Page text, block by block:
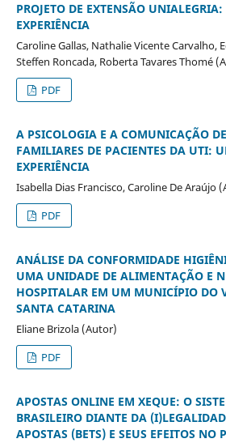
PROJETO DE EXTENSÃO UNIALEGRIA:
EXPERIÊNCIA
Caroline Gallas, Nathalie Vicente Carvalho,
Steffen Roncada, Roberta Tavares Thomé
PDF
A PSICOLOGIA E A COMUNICAÇÃO
FAMILIARES DE PACIENTES DA UTI:
EXPERIÊNCIA
Isabella Dias Francisco, Caroline De Araújo
PDF
ANÁLISE DA CONFORMIDADE
UMA UNIDADE DE ALIMENTAÇÃO E
HOSPITALAR EM UM MUNICÍPIO DO
SANTA CATARINA
Eliane Brizola (Autor)
PDF
APOSTAS ONLINE EM XEQUE: O
BRASILEIRO DIANTE DA
APOSTAS (BETS) E SEUS EFEITOS NO